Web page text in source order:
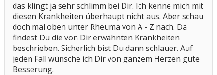
das klingt ja sehr schlimm bei Dir. Ich kenne mich mit
diesen Krankheiten überhaupt nicht aus. Aber schau
doch mal oben unter Rheuma von A - Z nach. Da
findest Du die von Dir erwähnten Krankheiten
beschrieben. Sicherlich bist Du dann schlauer. Auf
jeden Fall wünsche ich Dir von ganzem Herzen gute
Besserung.